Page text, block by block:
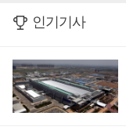
인기기사